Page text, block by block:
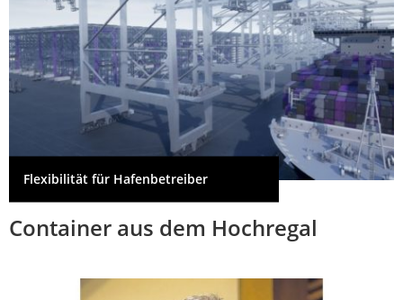
Flexibilität für Hafenbetreiber
Container aus dem Hochregal